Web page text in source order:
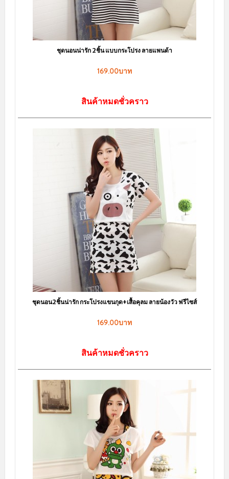
ชุดนอนกระโปรงน่ารัก ลายการ์ตูนหมีพลู ผ้าคอตตอนผสมเนื้อผ้านิ่มๆ
169.00บาท
สินค้าหมดชั่วคราว
130.00บาท
หยิบใส่ตะกร้า